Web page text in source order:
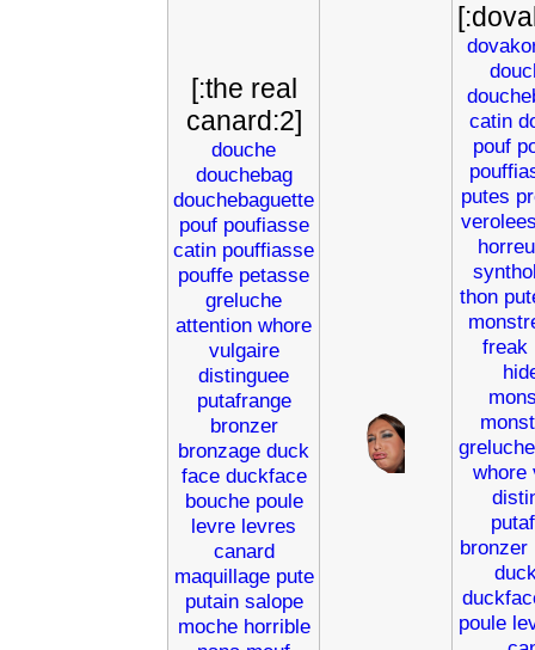
[:the real
canard:2]
douche
douchebag
douchebaguette
pouf poufiasse
catin pouffiasse
pouffe petasse
greluche
attention whore
vulgaire
distinguee
putafrange
bronzer
bronzage duck
face duckface
bouche poule
levre levres
canard
maquillage pute
putain salope
moche horrible
catin
pouf
putes
thon
freak
greluche
whore
bronzer
poule